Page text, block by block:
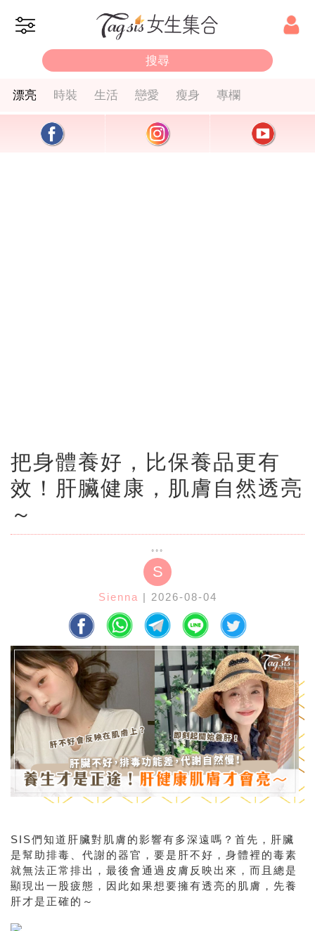
漂亮 時裝 生活 戀愛 瘦身 專欄
把身體養好，比保養品更有
效！肝臟健康，肌膚自然透亮
～
S
Sienna | 2026-08-04
SIS們知道肝臟對肌膚的影響有多深遠嗎？首先，肝臟
是幫助排毒、代謝的器官，要是肝不好，身體裡的毒素
就無法正常排出，最後會通過皮膚反映出來，而且總是
顯現出一股疲態，因此如果想要擁有透亮的肌膚，先養
肝才是正確的～